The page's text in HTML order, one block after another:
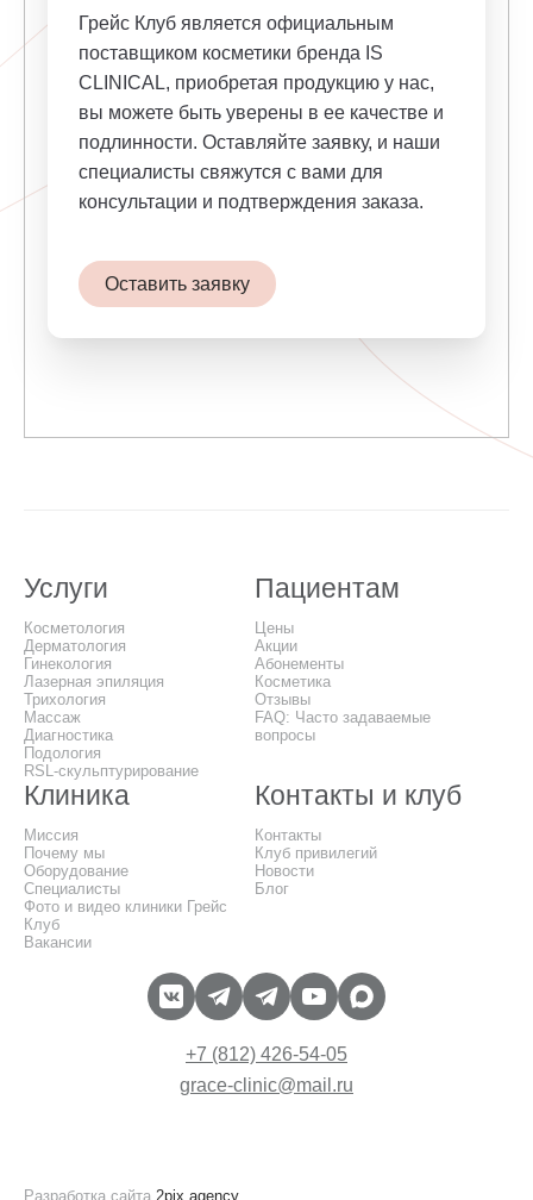
Грейс Клуб является официальным
поставщиком косметики бренда IS
CLINICAL, приобретая продукцию у нас,
вы можете быть уверены в ее качестве и
подлинности. Оставляйте заявку, и наши
специалисты свяжутся с вами для
консультации и подтверждения заказа.
Оставить заявку
Услуги
Косметология
Дерматология
Гинекология
Лазерная эпиляция
Трихология
Массаж
Диагностика
Подология
RSL-скульптурирование
Пациентам
Цены
Акции
Абонементы
Косметика
Отзывы
FAQ: Часто задаваемые
вопросы
Клиника
Миссия
Почему мы
Оборудование
Специалисты
Фото и видео клиники Грейс
Клуб
Вакансии
Контакты и клуб
Контакты
Клуб привилегий
Новости
Блог
+7 (812) 426-54-05
grace-clinic@mail.ru
Разработка сайта 2pix.agency